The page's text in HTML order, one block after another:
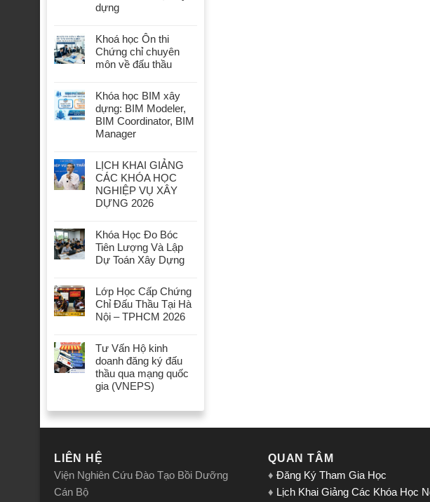
dựng
Khoá học Ôn thi
Chứng chỉ chuyên
môn về đấu thầu
Khóa học BIM xây
dựng: BIM Modeler,
BIM Coordinator, BIM
Manager
LỊCH KHAI GIẢNG
CÁC KHÓA HỌC
NGHIỆP VỤ XÂY
DỰNG 2026
Khóa Học Đo Bóc
Tiên Lượng Và Lập
Dự Toán Xây Dựng
Lớp Học Cấp Chứng
Chỉ Đấu Thầu Tại Hà
Nội – TPHCM 2026
Tư Vấn Hộ kinh
doanh đăng ký đấu
thầu qua mạng quốc
gia (VNEPS)
LIÊN HỆ
Viện Nghiên Cứu Đào Tạo Bồi Dưỡng
Cán Bộ
QUAN TÂM
♦ Đăng Ký Tham Gia Học
♦ Lịch Khai Giảng Các Khóa Học